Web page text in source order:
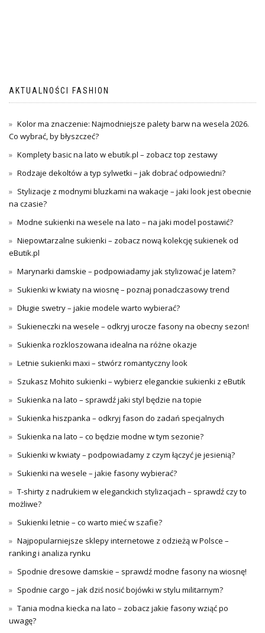
AKTUALNOŚCI FASHION
Kolor ma znaczenie: Najmodniejsze palety barw na wesela 2026.
Co wybrać, by błyszczeć?
Komplety basic na lato w ebutik.pl – zobacz top zestawy
Rodzaje dekoltów a typ sylwetki – jak dobrać odpowiedni?
Stylizacje z modnymi bluzkami na wakacje – jaki look jest obecnie
na czasie?
Modne sukienki na wesele na lato – na jaki model postawić?
Niepowtarzalne sukienki – zobacz nową kolekcję sukienek od
eButik.pl
Marynarki damskie – podpowiadamy jak stylizować je latem?
Sukienki w kwiaty na wiosnę – poznaj ponadczasowy trend
Długie swetry – jakie modele warto wybierać?
Sukieneczki na wesele – odkryj urocze fasony na obecny sezon!
Sukienka rozkloszowana idealna na różne okazje
Letnie sukienki maxi – stwórz romantyczny look
Szukasz Mohito sukienki – wybierz eleganckie sukienki z eButik
Sukienka na lato – sprawdź jaki styl będzie na topie
Sukienka hiszpanka – odkryj fason do zadań specjalnych
Sukienka na lato – co będzie modne w tym sezonie?
Sukienki w kwiaty – podpowiadamy z czym łączyć je jesienią?
Sukienki na wesele – jakie fasony wybierać?
T-shirty z nadrukiem w eleganckich stylizacjach – sprawdź czy to
możliwe?
Sukienki letnie – co warto mieć w szafie?
Najpopularniejsze sklepy internetowe z odzieżą w Polsce –
ranking i analiza rynku
Spodnie dresowe damskie – sprawdź modne fasony na wiosnę!
Spodnie cargo – jak dziś nosić bojówki w stylu militarnym?
Tania modna kiecka na lato – zobacz jakie fasony wziąć po
uwagę?